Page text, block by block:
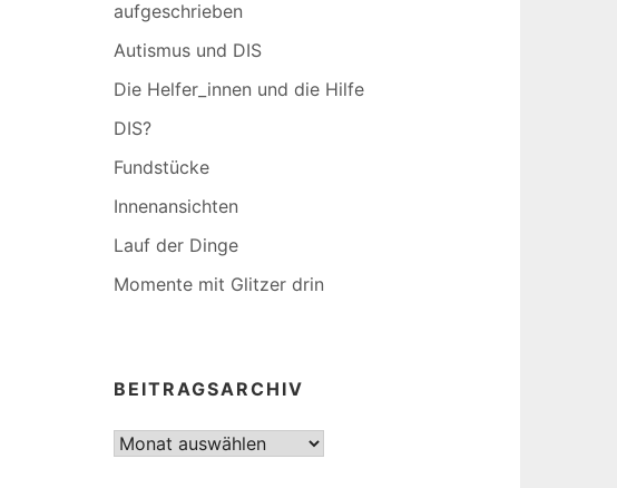
aufgeschrieben
Autismus und DIS
Die Helfer_innen und die Hilfe
DIS?
Fundstücke
Innenansichten
Lauf der Dinge
Momente mit Glitzer drin
BEITRAGSARCHIV
Beitragsarchiv